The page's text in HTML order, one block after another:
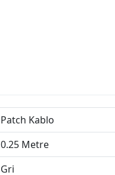
Patch Kablo
0.25 Metre
Gri